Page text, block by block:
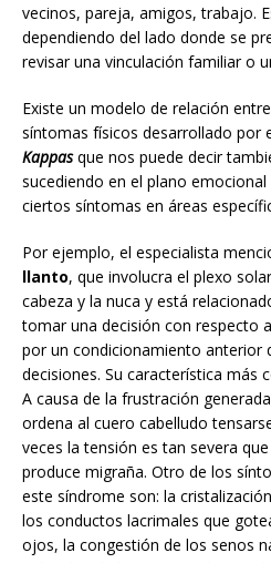
vecinos, pareja, amigos, trabajo.
dependiendo del lado donde se
revisar una vinculación familiar o
Existe un modelo de relación
síntomas físicos desarrollado por
Kappasque nos puede decir
sucediendo en el plano
ciertos síntomas en áreas
Por ejemplo, el especialista
llanto, que involucra el plexo
cabeza y la nuca y está
tomar una decisión con respecto
por un condicionamiento anterior
decisiones. Su característica más
A causa de la frustración
ordena al cuero cabelludo
veces la tensión es tan severa
produce migraña. Otro de los
este síndrome son: la
los conductos lacrimales que
ojos, la congestión de los senos